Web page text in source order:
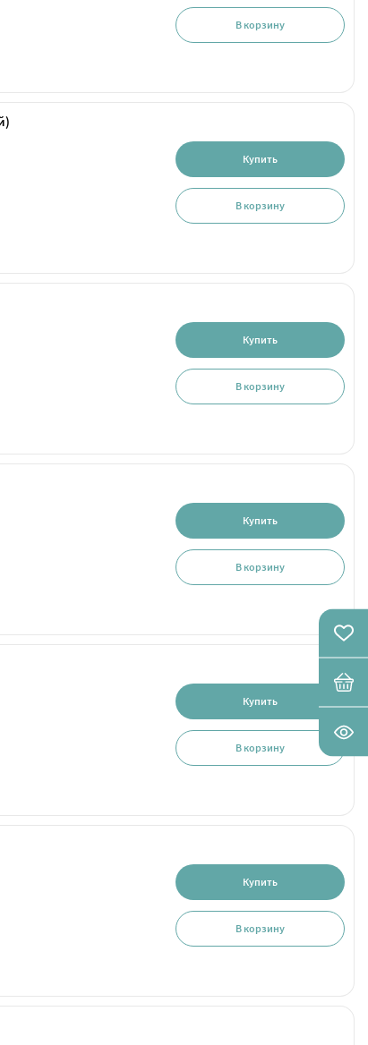
В корзину
Купить
В корзину
Купить
В корзину
Купить
В корзину
Купить
В корзину
Купить
В корзину